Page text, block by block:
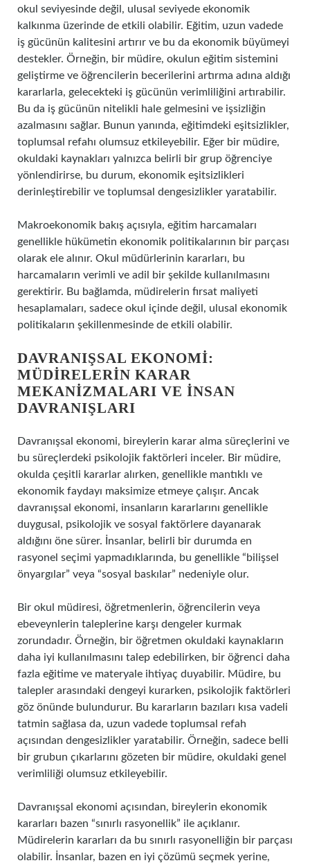
okul seviyesinde değil, ulusal seviyede ekonomik
kalkınma üzerinde de etkili olabilir. Eğitim, uzun vadede
iş gücünün kalitesini artırır ve bu da ekonomik büyümeyi
destekler. Örneğin, bir müdire, okulun eğitim sistemini
geliştirme ve öğrencilerin becerilerini artırma adına aldığı
kararlarla, gelecekteki iş gücünün verimliliğini artırabilir.
Bu da iş gücünün nitelikli hale gelmesini ve işsizliğin
azalmasını sağlar. Bunun yanında, eğitimdeki eşitsizlikler,
toplumsal refahı olumsuz etkileyebilir. Eğer bir müdire,
okuldaki kaynakları yalnızca belirli bir grup öğrenciye
yönlendirirse, bu durum, ekonomik eşitsizlikleri
derinleştirebilir ve toplumsal dengesizlikler yaratabilir.
Makroekonomik bakış açısıyla, eğitim harcamaları
genellikle hükümetin ekonomik politikalarının bir parçası
olarak ele alınır. Okul müdürlerinin kararları, bu
harcamaların verimli ve adil bir şekilde kullanılmasını
gerektirir. Bu bağlamda, müdirelerin fırsat maliyeti
hesaplamaları, sadece okul içinde değil, ulusal ekonomik
politikaların şekillenmesinde de etkili olabilir.
DAVRANIŞSAL EKONOMI:
MÜDIRELERIN KARAR
MEKANIZMALARI VE İNSAN
DAVRANIŞLARI
Davranışsal ekonomi, bireylerin karar alma süreçlerini ve
bu süreçlerdeki psikolojik faktörleri inceler. Bir müdire,
okulda çeşitli kararlar alırken, genellikle mantıklı ve
ekonomik faydayı maksimize etmeye çalışır. Ancak
davranışsal ekonomi, insanların kararlarını genellikle
duygusal, psikolojik ve sosyal faktörlere dayanarak
aldığını öne sürer. İnsanlar, belirli bir durumda en
rasyonel seçimi yapmadıklarında, bu genellikle “bilişsel
önyargılar” veya “sosyal baskılar” nedeniyle olur.
Bir okul müdiresi, öğretmenlerin, öğrencilerin veya
ebeveynlerin taleplerine karşı dengeler kurmak
zorundadır. Örneğin, bir öğretmen okuldaki kaynakların
daha iyi kullanılmasını talep edebilirken, bir öğrenci daha
fazla eğitime ve materyale ihtiyaç duyabilir. Müdire, bu
talepler arasındaki dengeyi kurarken, psikolojik faktörleri
göz önünde bulundurur. Bu kararların bazıları kısa vadeli
tatmin sağlasa da, uzun vadede toplumsal refah
açısından dengesizlikler yaratabilir. Örneğin, sadece belli
bir grubun çıkarlarını gözeten bir müdire, okuldaki genel
verimliliği olumsuz etkileyebilir.
Davranışsal ekonomi açısından, bireylerin ekonomik
kararları bazen “sınırlı rasyonellik” ile açıklanır.
Müdirelerin kararları da bu sınırlı rasyonelliğin bir parçası
olabilir. İnsanlar, bazen en iyi çözümü seçmek yerine,